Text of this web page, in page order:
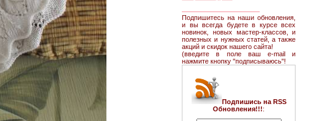
Подпишитесь на наши обновления,
и вы всегда будете в курсе всех
новинок, новых мастер-классов, и
полезных и нужных статей, а также
акций и скидок нашего сайта!
(введите в поле ваш e-mail и
нажмите кнопку "подписываюсь"!
Подпишись на RSS
Обновления!!!: